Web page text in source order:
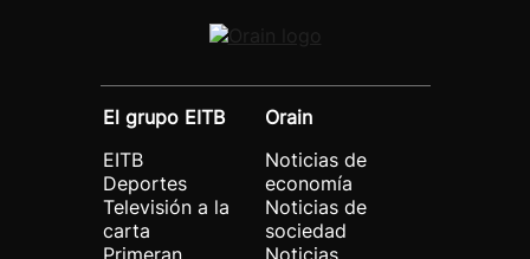
El grupo EITB
EITB
Deportes
Televisión a la
carta
Primeran
Orain
Noticias de
economía
Noticias de
sociedad
Noticias